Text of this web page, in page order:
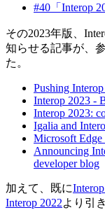
#40「Interop
その2023年版、
知らせる記事が、
た。
Pushing
Interop 2023 -
Interop 2023:
Igalia and
Microsoft
Announcing
developer blog
加えて、既に
Interop 2022より引